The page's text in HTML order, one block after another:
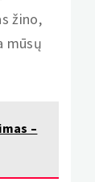
žino,
mūsų
–